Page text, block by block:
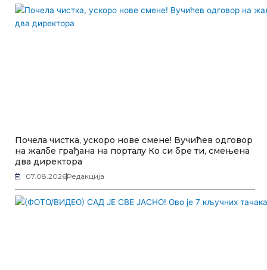
Почела чистка, ускоро нове смене! Вучићев одговор
на жалбе грађана на порталу Ко си бре ти, смењена
два директора
07.08.2026Редакција